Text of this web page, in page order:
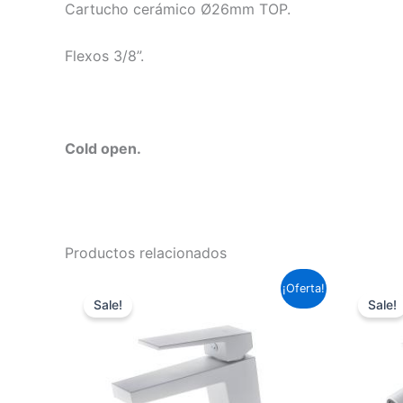
Cartucho cerámico Ø26mm TOP.
Flexos 3/8”.
Cold open.
Productos relacionados
¡Oferta!
Sale!
95,59 €.
es:
70,76 €.
Sale!